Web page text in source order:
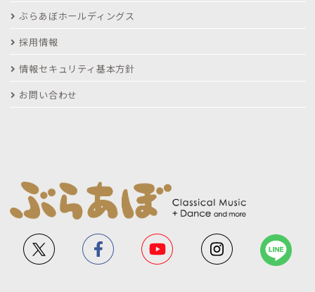
ぶらあぼホールディングス
採用情報
情報セキュリティ基本方針
お問い合わせ